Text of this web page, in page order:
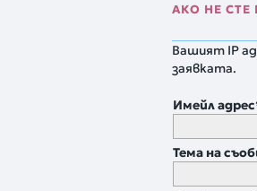
АКО НЕ
Вашият IP
заявката.
Имейл адрес
Тема на